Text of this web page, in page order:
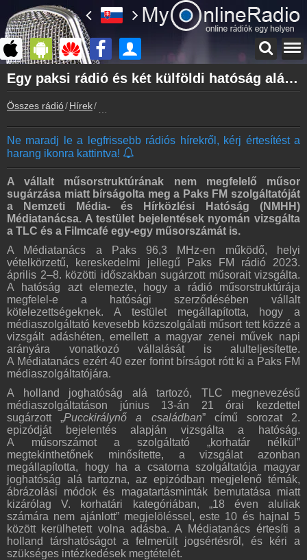
Főoldal
myonlineradio.hu
Bejelentkezés
Kapcsolat
Írj nekünk!
Partnerek
Rádiós partnerek
Rádió beágyazás
Ágyazd be weboldaladba
Online rádió készítés
Készítés lépésről lépésre
Egy paksi rádió és két külföldi hatóság alá tartozó csatorna műsora kapcsán is döntéseket hozott a Médiatanács
Összes rádió Hírek
Ne maradj le a legfrissebb rádiós hírekről, kérj értesítést a
harang ikonra kattintva!
A vállalt műsorstruktúrának nem megfelelő műsor
sugárzása miatt bírságolta meg a Paks FM szolgáltatóját
a Nemzeti Média- és Hírközlési Hatóság (NMHH)
Médiatanácsa. A testület bejelentések nyomán vizsgálta
a TLC és a Filmcafé egy-egy műsorszámát is.
A Médiatanács a Paks 96,3 MHz-en működő, helyi
vételkörzetű, kereskedelmi jellegű Paks FM rádió 2023.
április 2–8. közötti időszakban sugárzott műsorait vizsgálta.
A hatóság azt elemezte, hogy a rádió műsorstruktúrája
megfelel-e a hatósági szerződésében vállalt
kötelezettségeknek. A testület megállapította, hogy a
médiaszolgáltató kevesebb közszolgálati műsort tett közzé a
vizsgált adáshéten, emellett a magyar zenei művek napi
arányára vonatkozó vállalását is alulteljesítette.
A Médiatanács ezért 40 ezer forint bírságot rótt ki a Paks FM
médiaszolgáltatójára.
A holland joghatóság alá tartozó, TLC megnevezésű
médiaszolgáltatáson június 13-án 21 órai kezdettel
sugárzott „Pucckirálynő a családban” című sorozat 2.
epizódját bejelentés alapján vizsgálta a hatóság.
A műsorszámot a szolgáltató „korhatár nélkül”
megtekinthetőnek minősítette, a vizsgálat azonban
megállapította, hogy ha a csatorna szolgáltatója magyar
joghatóság alá tartozna, az epizódban megjelenő témák,
ábrázolási módok és magatartásminták bemutatása miatt
kizárólag V. korhatári kategóriában, „18 éven aluliak
számára nem ajánlott” megjelöléssel, este 10 és hajnal 5
között kerülhetett volna adásba. A Médiatanács értesíti a
holland társhatóságot a felmerült jogsértésről, és kéri a
szükséges intézkedések megtételét.